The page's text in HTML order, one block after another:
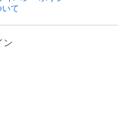
て
ン